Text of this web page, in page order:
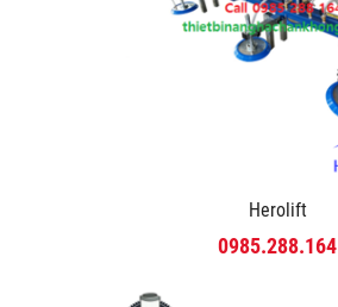
Herolift
0985.288.164